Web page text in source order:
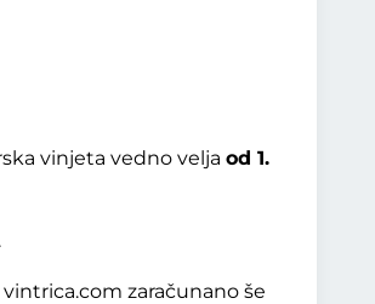
vinjeta vedno veljaod 1.
zaračunano še